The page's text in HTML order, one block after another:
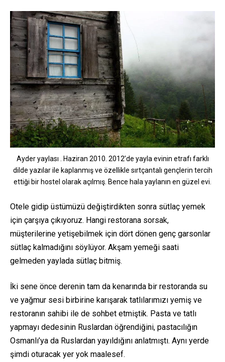
Ayder yaylası . Haziran 2010. 2012’de yayla evinin etrafı farklı
dilde yazılar ile kaplanmış ve özellikle sırtçantalı gençlerin tercih
ettiği bir hostel olarak açılmış. Bence hala yaylanın en güzel evi.
Otele gidip üstümüzü değiştirdikten sonra sütlaç yemek
için çarşıya çıkıyoruz. Hangi restorana sorsak,
müşterilerine yetişebilmek için dört dönen genç garsonlar
sütlaç kalmadığını söylüyor. Akşam yemeği saati
gelmeden yaylada sütlaç bitmiş.
İki sene önce derenin tam da kenarında bir restoranda su
ve yağmur sesi birbirine karışarak tatlılarımızı yemiş ve
restoranın sahibi ile de sohbet etmiştik. Pasta ve tatlı
yapmayı dedesinin Ruslardan öğrendiğini, pastacılığın
Osmanlı’ya da Ruslardan yayıldığını anlatmıştı. Aynı yerde
şimdi oturacak yer yok maalesef.